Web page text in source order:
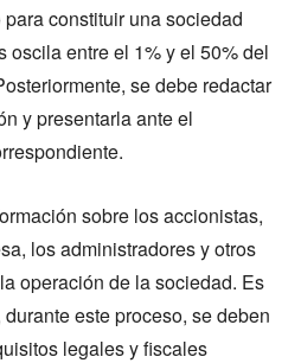
constituir una sociedad
oscila entre el 1% y el 50% del
se debe redactar
y presentarla ante el
sobre los accionistas,
los administradores y otros
operación de la sociedad. Es
este proceso, se deben
legales y fiscales